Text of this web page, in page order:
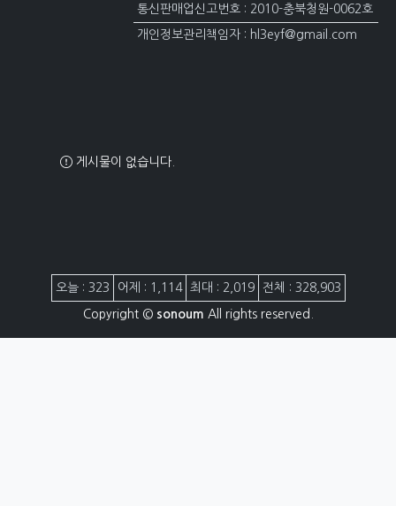
통신판매업신고번호 : 2010-충북청원-0062호
개인정보관리책임자 : hl3eyf@gmail.com
게시물이 없습니다.
접속자집계
오늘 : 323 어제 : 1,114 최대 : 2,019 전체 : 328,903
Copyright © sonoum All rights reserved.